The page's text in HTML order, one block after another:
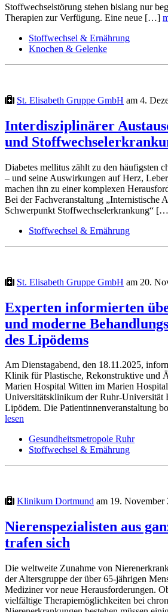
Stoffwechselstörung stehen bislang nur
Therapien zur Verfügung. Eine neue […]
Stoffwechsel & Ernährung
Knochen & Gelenke
St. Elisabeth Gruppe GmbH am 4.
Interdisziplinärer
und
Diabetes mellitus zählt zu den häufigsten
– und seine Auswirkungen auf Herz,
machen ihn zu einer komplexen
Bei der Fachveranstaltung „Internistische
Schwerpunkt Stoffwechselerkrankung“
Stoffwechsel & Ernährung
St. Elisabeth Gruppe GmbH am 20.
Experten informierten
und moderne
des Lipödems
Am Dienstagabend, den 18.11.2025,
Klinik für Plastische, Rekonstruktive und
Marien Hospital Witten im Marien
Universitätsklinikum der Ruhr-Universität
Lipödem. Die Patientinnenveranstaltung
lesen
Gesundheitsmetropole Ruhr
Stoffwechsel & Ernährung
Klinikum Dortmund am 19. November
Nierenspezialisten aus
trafen sich
Die weltweite Zunahme von
der Altersgruppe der über 65-jährigen
Mediziner vor neue Herausforderungen.
vielfältige Therapiemöglichkeiten bei